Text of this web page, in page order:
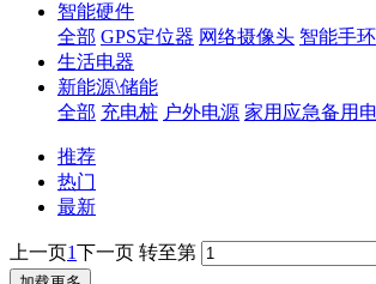
智能硬件
全部 GPS定位器 网络摄像头 智能手环
生活电器
新能源\储能
全部 充电桩 户外电源 家用应急备用
推荐
热门
最新
上一页1下一页 转至第